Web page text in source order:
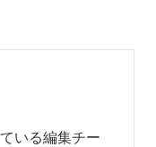
いる編集チー